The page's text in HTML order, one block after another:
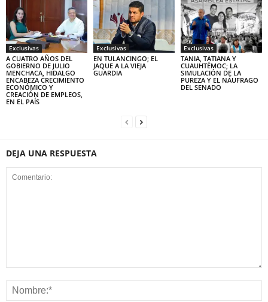
Exclusivas
A CUATRO AÑOS DEL
GOBIERNO DE JULIO
MENCHACA, HIDALGO
ENCABEZA CRECIMIENTO
ECONÓMICO Y
CREACIÓN DE EMPLEOS,
EN EL PAÍS
Exclusivas
EN TULANCINGO; EL
JAQUE A LA VIEJA
GUARDIA
Exclusivas
TANIA, TATIANA Y
CUAUHTÉMOC; LA
SIMULACIÓN DE LA
PUREZA Y EL NÁUFRAGO
DEL SENADO
DEJA UNA RESPUESTA